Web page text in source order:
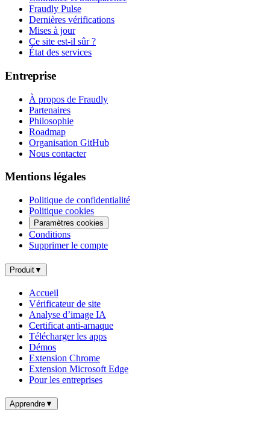
Fraudly Pulse
Dernières vérifications
Mises à jour
Ce site est-il sûr ?
État des services
Entreprise
À propos de Fraudly
Partenaires
Philosophie
Roadmap
Organisation GitHub
Nous contacter
Mentions légales
Politique de confidentialité
Politique cookies
Paramètres cookies
Conditions
Supprimer le compte
Produit▼
Accueil
Vérificateur de site
Analyse d’image IA
Certificat anti-arnaque
Télécharger les apps
Démos
Extension Chrome
Extension Microsoft Edge
Pour les entreprises
Apprendre▼